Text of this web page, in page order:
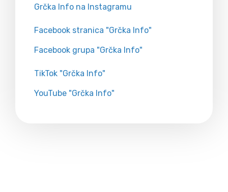
Grčka Info na Instagramu
Facebook stranica "Grčka Info"
Facebook grupa "Grčka Info"
TikTok "Grčka Info"
YouTube "Grčka Info"